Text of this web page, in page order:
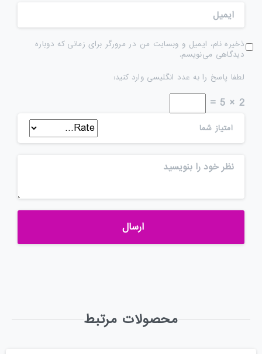
ذخیره نام، ایمیل و وبسایت من در مرورگر برای زمانی که دوباره
دیدگاهی می‌نویسم.
لطفا پاسخ را به عدد انگلیسی وارد کنید:
2 × 5 =
امتیاز شما
محصولات مرتبط